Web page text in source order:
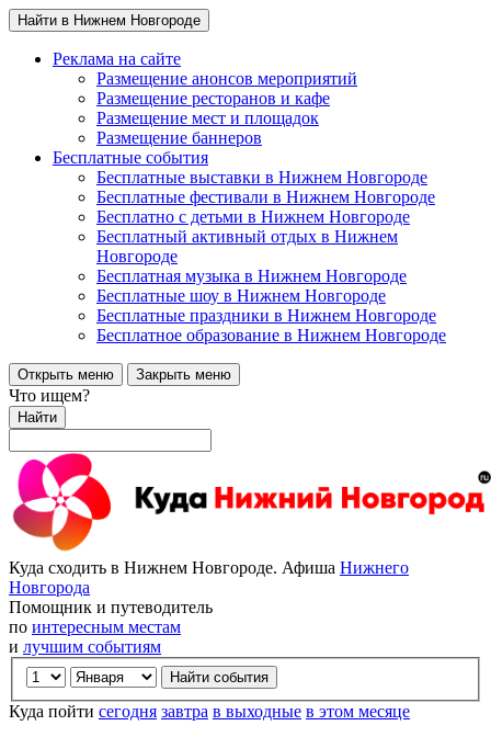
Найти в Нижнем Новгороде
Реклама на сайте
Размещение анонсов мероприятий
Размещение ресторанов и кафе
Размещение мест и площадок
Размещение баннеров
Бесплатные события
Бесплатные выставки в Нижнем Новгороде
Бесплатные фестивали в Нижнем Новгороде
Бесплатно с детьми в Нижнем Новгороде
Бесплатный активный отдых в Нижнем
Новгороде
Бесплатная музыка в Нижнем Новгороде
Бесплатные шоу в Нижнем Новгороде
Бесплатные праздники в Нижнем Новгороде
Бесплатное образование в Нижнем Новгороде
Открыть меню Закрыть меню
Что ищем?
Найти
Куда сходить в Нижнем Новгороде. Афиша Нижнего
Новгорода
Помощник и путеводитель
по интересным местам
и лучшим событиям
Куда пойти сегодня завтра в выходные в этом месяце